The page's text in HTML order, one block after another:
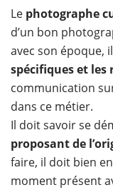
Le photographe
d’un bon
avec son époque,
spécifiques et les
communication
dans ce métier.
Il doit savoir se
proposant de
faire, il doit bien
moment présent